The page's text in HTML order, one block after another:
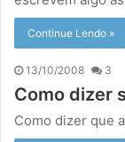
Continue Lendo »
13/10/2008 3
Como dizer
Como dizer que